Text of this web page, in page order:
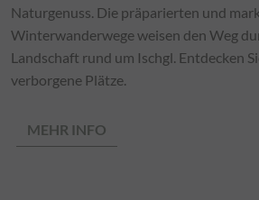
Naturgenuss. Die präparierten und
Winterwanderwege weisen den Weg
Landschaft rund um Ischgl. Entdecken
verborgene Plätze.
MEHR INFO